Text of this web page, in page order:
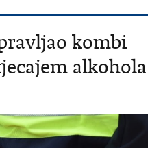
kombi
alkohola